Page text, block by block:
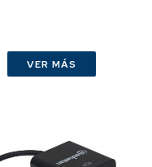
VER MÁS